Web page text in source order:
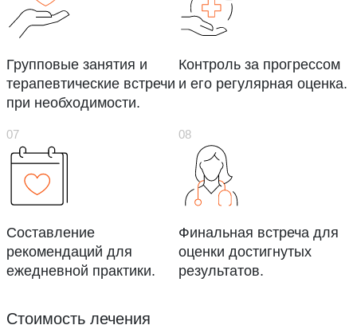
Групповые занятия и
терапевтические встречи
при необходимости.
Контроль за прогрессом
и его регулярная оценка.
Составление
рекомендаций для
ежедневной практики.
Финальная встреча для
оценки достигнутых
результатов.
Стоимость лечения